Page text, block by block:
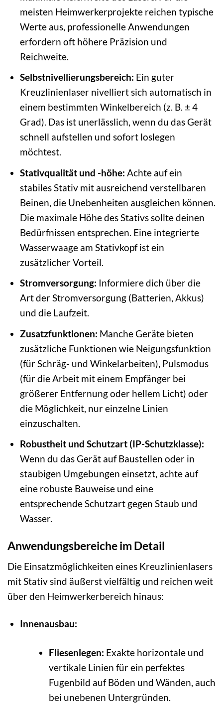
meisten Heimwerkerprojekte reichen typische
Werte aus, professionelle Anwendungen
erfordern oft höhere Präzision und
Reichweite.
Selbstnivellierungsbereich: Ein guter
Kreuzlinienlaser nivelliert sich automatisch in
einem bestimmten Winkelbereich (z. B. ± 4
Grad). Das ist unerlässlich, wenn du das Gerät
schnell aufstellen und sofort loslegen
möchtest.
Stativqualität und -höhe: Achte auf ein
stabiles Stativ mit ausreichend verstellbaren
Beinen, die Unebenheiten ausgleichen können.
Die maximale Höhe des Stativs sollte deinen
Bedürfnissen entsprechen. Eine integrierte
Wasserwaage am Stativkopf ist ein
zusätzlicher Vorteil.
Stromversorgung: Informiere dich über die
Art der Stromversorgung (Batterien, Akkus)
und die Laufzeit.
Zusatzfunktionen: Manche Geräte bieten
zusätzliche Funktionen wie Neigungsfunktion
(für Schräg- und Winkelarbeiten), Pulsmodus
(für die Arbeit mit einem Empfänger bei
größerer Entfernung oder hellem Licht) oder
die Möglichkeit, nur einzelne Linien
einzuschalten.
Robustheit und Schutzart (IP-Schutzklasse):
Wenn du das Gerät auf Baustellen oder in
staubigen Umgebungen einsetzt, achte auf
eine robuste Bauweise und eine
entsprechende Schutzart gegen Staub und
Wasser.
Anwendungsbereiche im Detail
Die Einsatzmöglichkeiten eines Kreuzlinienlasers
mit Stativ sind äußerst vielfältig und reichen weit
über den Heimwerkerbereich hinaus:
Innenausbau:
Fliesenlegen: Exakte horizontale und
vertikale Linien für ein perfektes
Fugenbild auf Böden und Wänden, auch
bei unebenen Untergründen.